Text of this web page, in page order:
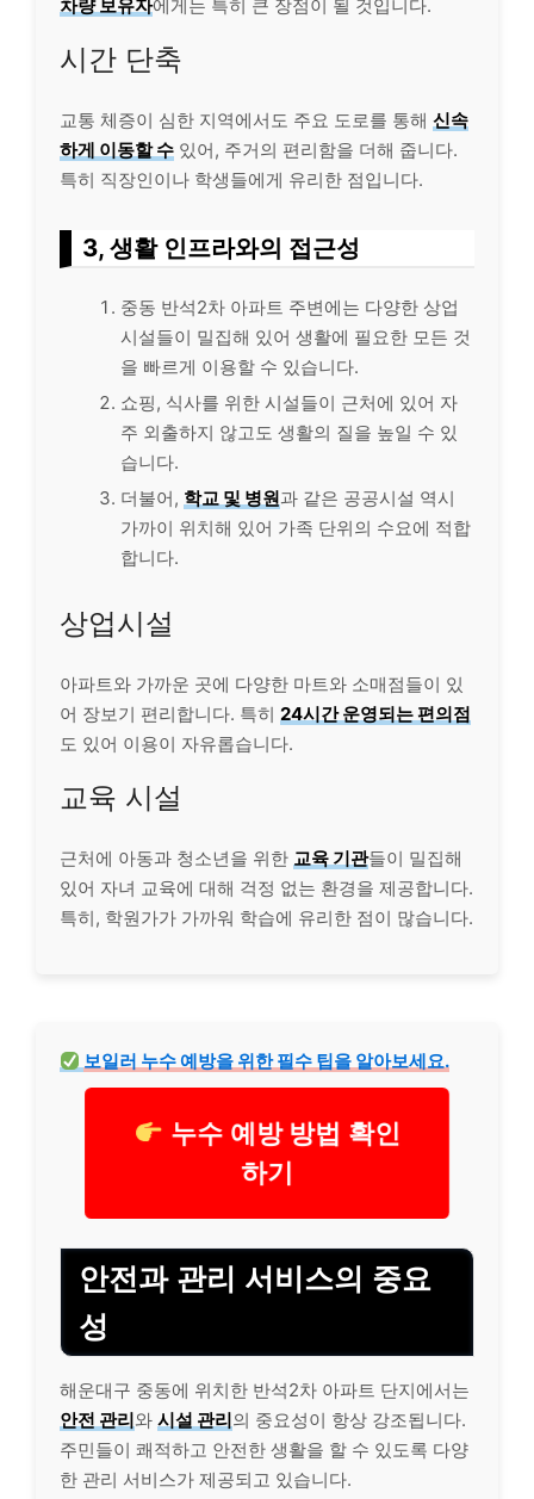
차량 보유자에게는 특히 큰 장점이 될 것입니다.
시간 단축
교통 체증이 심한 지역에서도 주요 도로를 통해 신속
하게 이동할 수 있어, 주거의 편리함을 더해 줍니다.
특히 직장인이나 학생들에게 유리한 점입니다.
3, 생활 인프라와의 접근성
중동 반석2차 아파트 주변에는 다양한 상업
시설들이 밀집해 있어 생활에 필요한 모든 것
을 빠르게 이용할 수 있습니다.
쇼핑, 식사를 위한 시설들이 근처에 있어 자
주 외출하지 않고도 생활의 질을 높일 수 있
습니다.
더불어, 학교 및 병원과 같은 공공시설 역시
가까이 위치해 있어 가족 단위의 수요에 적합
합니다.
상업시설
아파트와 가까운 곳에 다양한 마트와 소매점들이 있
어 장보기 편리합니다. 특히 24시간 운영되는 편의점
도 있어 이용이 자유롭습니다.
교육 시설
근처에 아동과 청소년을 위한 교육 기관들이 밀집해
있어 자녀 교육에 대해 걱정 없는 환경을 제공합니다.
특히, 학원가가 가까워 학습에 유리한 점이 많습니다.
보일러 누수 예방을 위한 필수 팁을 알아보세요.
누수 예방 방법 확인
하기
안전과 관리 서비스의 중요
성
해운대구 중동에 위치한 반석2차 아파트 단지에서는
안전 관리와 시설 관리의 중요성이 항상 강조됩니다.
주민들이 쾌적하고 안전한 생활을 할 수 있도록 다양
한 관리 서비스가 제공되고 있습니다.